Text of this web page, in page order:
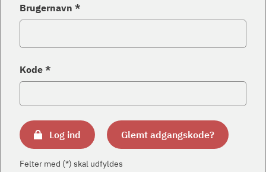
Brugernavn *
Kode *
Log ind Glemt adgangskode?
Felter med (*) skal udfyldes